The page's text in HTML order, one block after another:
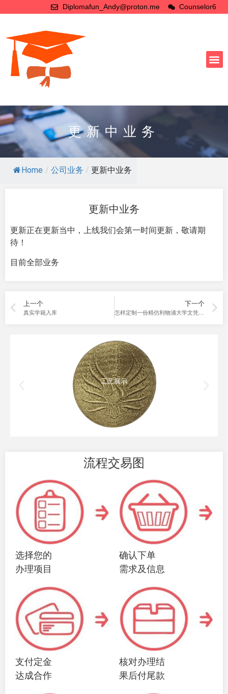
Diplomafun_Andy@proton.me Counselor6
更新中业务
Home / 公司业务 / 更新中业务
更新中业务
更新正在更新当中，上线我们会第一时间更新，敬请期
待！
目前全部业务
上一个
真实学籍入库
下一个
怎样定制一份精仿利物浦大学文凭？3方面来说一下。
工艺展示
流程交易图
选择您的
办理项目
确认下单
需求及信息
支付定金
达成合作
核对办理结
果后付尾款